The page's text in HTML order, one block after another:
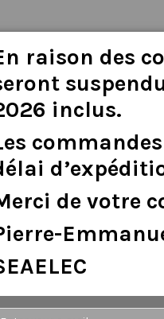
mm) (blanc - aluminium).
raison des
inclus.
commandes
d’
de votre